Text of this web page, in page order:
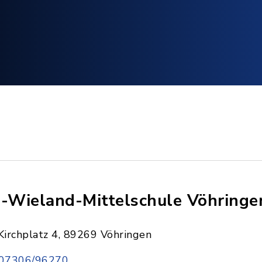
Wieland-Mittelschule
4, 89269 Vöhringen